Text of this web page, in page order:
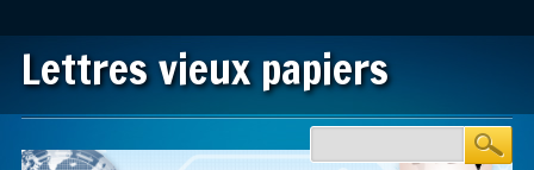
Lettres vieux papiers
Main menu